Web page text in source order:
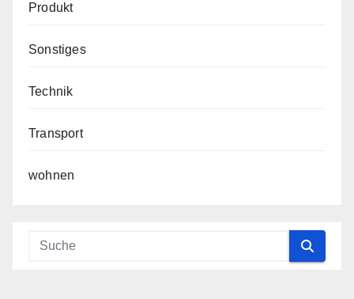
Produkt
Sonstiges
Technik
Transport
wohnen